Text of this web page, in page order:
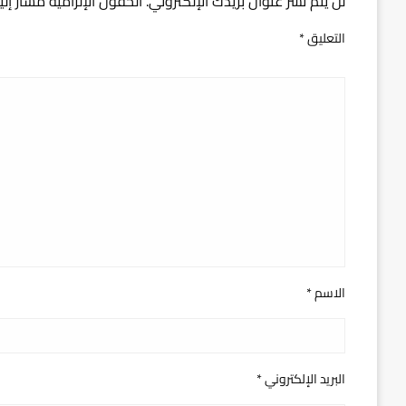
التعليق*
الاسم*
البريد الإلكتروني*